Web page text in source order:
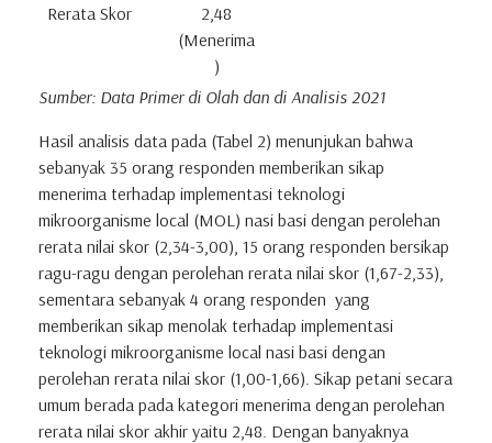
Rerata Skor
2,48
(Menerima
)
Sumber: Data Primer di Olah dan di Analisis 2021
Hasil analisis data pada (Tabel 2) menunjukan bahwa
sebanyak 35 orang responden memberikan sikap
menerima terhadap implementasi teknologi
mikroorganisme local (MOL) nasi basi dengan perolehan
rerata nilai skor (2,34-3,00), 15 orang responden bersikap
ragu-ragu dengan perolehan rerata nilai skor (1,67-2,33),
sementara sebanyak 4 orang responden yang
memberikan sikap menolak terhadap implementasi
teknologi mikroorganisme local nasi basi dengan
perolehan rerata nilai skor (1,00-1,66). Sikap petani secara
umum berada pada kategori menerima dengan perolehan
rerata nilai skor akhir yaitu 2,48. Dengan banyaknya